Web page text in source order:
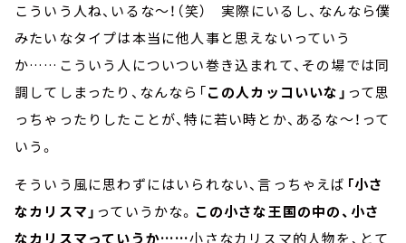
こういう人ね、いるな～！（笑） 実際にいるし、なんなら僕
みたいなタイプは本当に他人事と思えないっていう
か……こういう人についつい巻き込まれて、その場では同
調してしまったり、なんなら「この人カッコいいな」 って思
っちゃったりしたことが、特に若い時とか、あるな～！って
いう。
そういう風に思わずにはいられない、言っちゃえば 「小さ
なカリスマ」 っていうかな。 この小さな王国の中の、小さ
なカリスマっていうか……小さなカリスマ的人物を、とて